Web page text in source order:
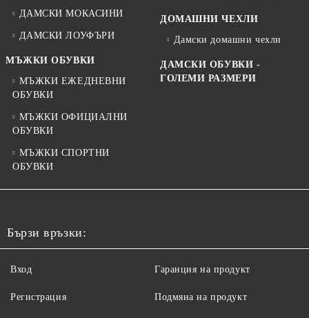
ДАМСКИ МОКАСИНИ
ДАМСКИ ЛОУФЪРИ
МЪЖКИ ОБУВКИ
МЪЖКИ ЕЖЕДНЕВНИ
ОБУВКИ
МЪЖКИ ОФИЦИАЛНИ
ОБУВКИ
МЪЖКИ СПОРТНИ
ОБУВКИ
ДОМАШНИ ЧЕХЛИ
Дамски домашни чехли
ДАМСКИ ОБУВКИ -
ГОЛЕМИ РАЗМЕРИ
Бързи връзки:
Вход
Регистрация
Гаранция на продукт
Подмяна на продукт